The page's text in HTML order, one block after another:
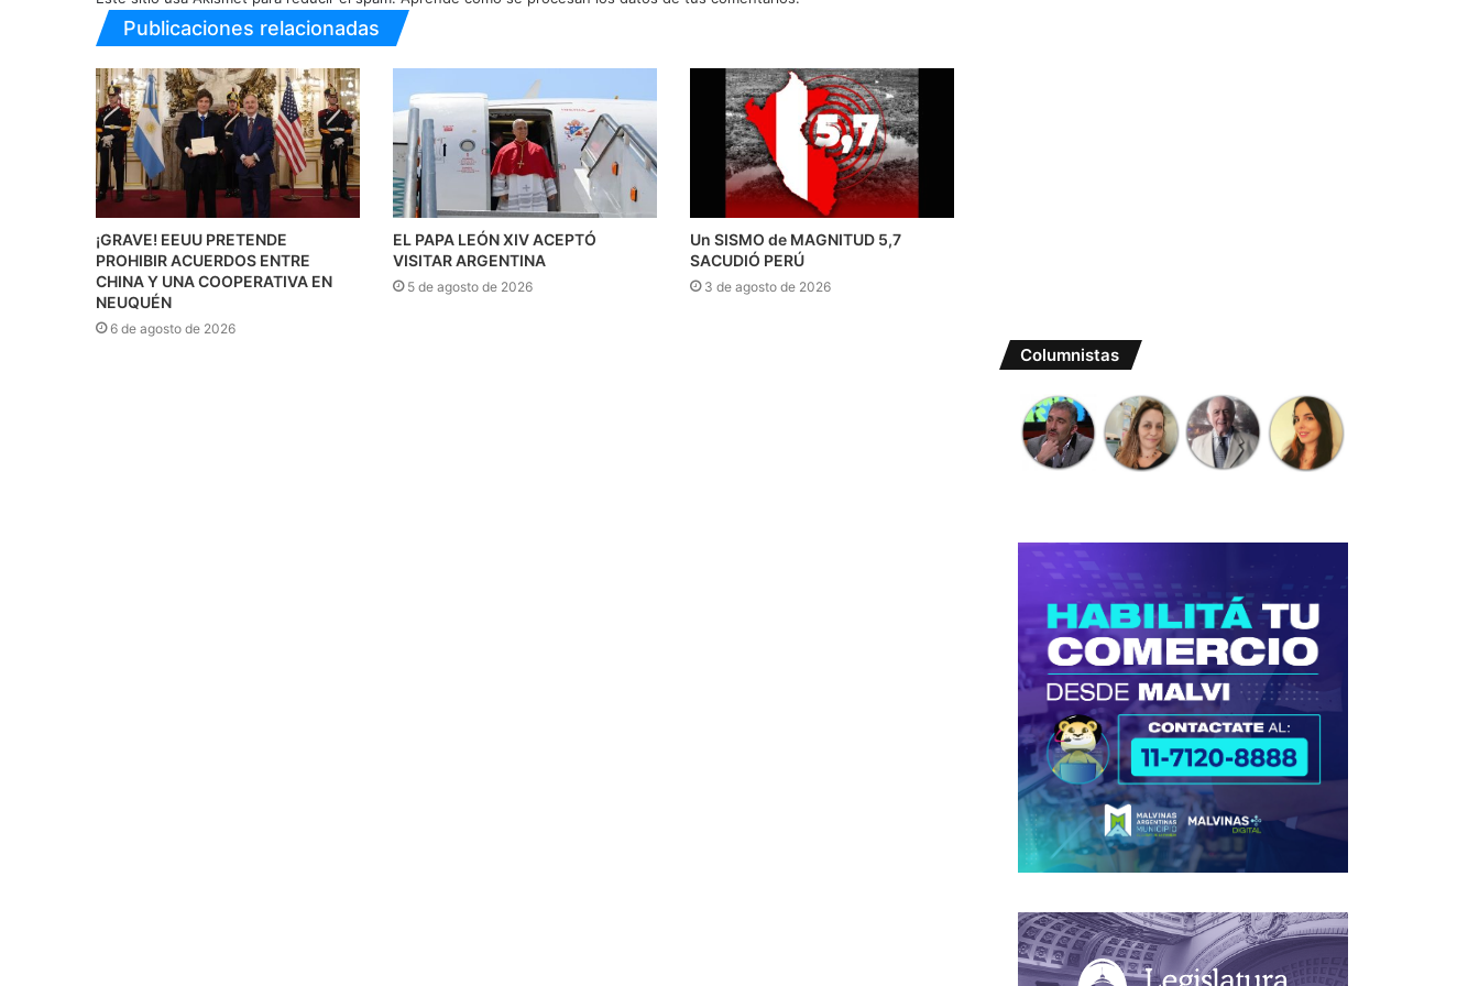
Publicaciones relacionadas
¡GRAVE! EEUU PRETENDE
PROHIBIR ACUERDOS ENTRE
CHINA Y UNA COOPERATIVA EN
NEUQUÉN
6 de agosto de 2026
EL PAPA LEÓN XIV ACEPTÓ
VISITAR ARGENTINA
5 de agosto de 2026
Un SISMO de MAGNITUD 5,7
SACUDIÓ PERÚ
3 de agosto de 2026
Columnistas